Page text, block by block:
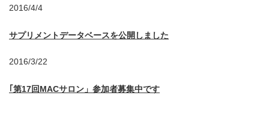
2016/4/4
サプリメントデータベースを公開しました
2016/3/22
｢第17回MACサロン」参加者募集中です